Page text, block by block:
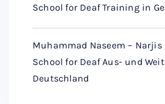
School for Deaf Training in
Muhammad Naseem – Narjis
School for Deaf Aus- und
Deutschland